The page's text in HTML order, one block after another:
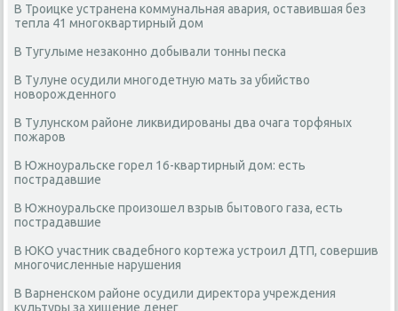
В Троицке устранена коммунальная авария, оставившая без
тепла 41 многоквартирный дом
В Тугулыме незаконно добывали тонны песка
В Тулуне осудили многодетную мать за убийство
новорожденного
В Тулунском районе ликвидированы два очага торфяных
пожаров
В Южноуральске горел 16-квартирный дом: есть
пострадавшие
В Южноуральске произошел взрыв бытового газа, есть
пострадавшие
В ЮКО участник свадебного кортежа устроил ДТП, совершив
многочисленные нарушения
В Варненском районе осудили директора учреждения
культуры за хищение денег